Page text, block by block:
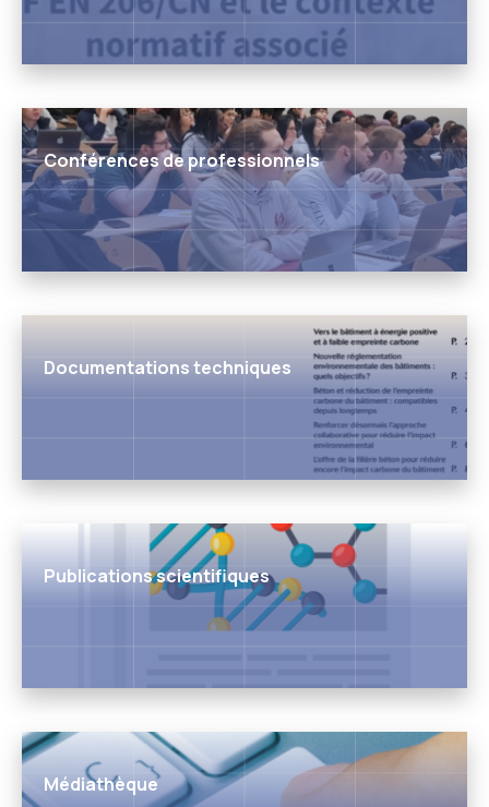
Conférences de professionnels
Documentations techniques
Publications scientifiques
Médiathèque